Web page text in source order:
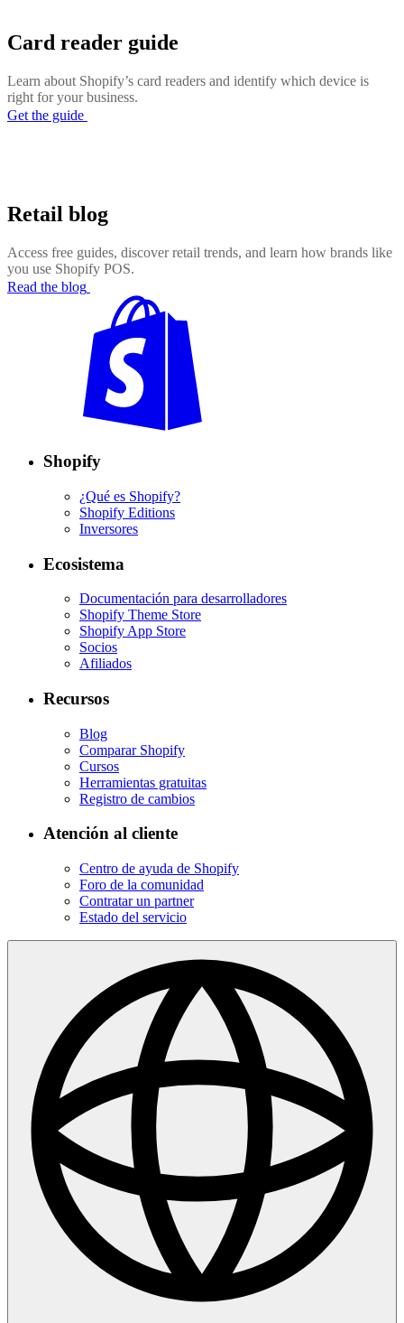
Card reader guide
Learn about Shopify’s card readers and identify which device is
right for your business.
Get the guide
Retail blog
Access free guides, discover retail trends, and learn how brands like
you use Shopify POS.
Read the blog
Shopify
¿Qué es Shopify?
Shopify Editions
Inversores
Ecosistema
Documentación para desarrolladores
Shopify Theme Store
Shopify App Store
Socios
Afiliados
Recursos
Blog
Comparar Shopify
Cursos
Herramientas gratuitas
Registro de cambios
Atención al cliente
Centro de ayuda de Shopify
Foro de la comunidad
Contratar un partner
Estado del servicio